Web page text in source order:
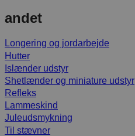
andet
Longering og jordarbejde
Hutter
Islænder udstyr
Shetlænder og miniature udstyr
Refleks
Lammeskind
Juleudsmykning
Til stævner